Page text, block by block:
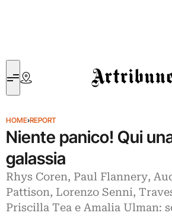
Artribune
HOME›REPORT
Niente panico! Qui
galassia
Rhys Coren, Paul Flannery,
Pattison, Lorenzo Senni,
Priscilla Tea e Amalia Ulman: